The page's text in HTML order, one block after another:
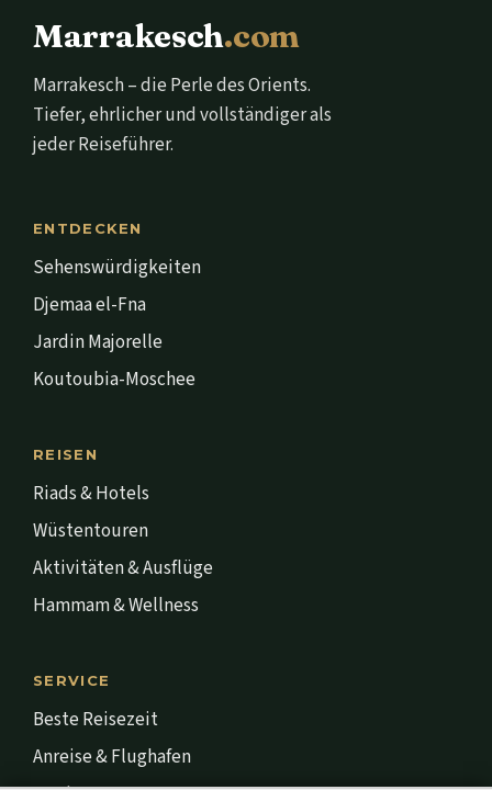
Marrakesch.com
Marrakesch – die Perle des Orients.
Tiefer, ehrlicher und vollständiger als
jeder Reiseführer.
ENTDECKEN
Sehenswürdigkeiten
Djemaa el-Fna
Jardin Majorelle
Koutoubia-Moschee
REISEN
Riads & Hotels
Wüstentouren
Aktivitäten & Ausflüge
Hammam & Wellness
SERVICE
Beste Reisezeit
Anreise & Flughafen